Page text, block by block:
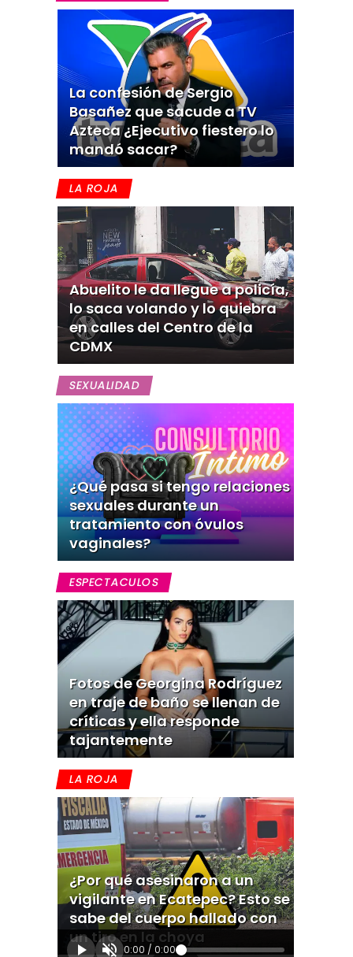
La confesión de Sergio
Basañez que sacude a TV
Azteca ¿Ejecutivo fiestero lo
mandó sacar?
LA ROJA
Abuelito le da llegue a policía,
lo saca volando y lo quiebra
en calles del Centro de la
CDMX
SEXUALIDAD
¿Qué pasa si tengo relaciones
sexuales durante un
tratamiento con óvulos
vaginales?
ESPECTACULOS
Fotos de Georgina Rodríguez
en traje de baño se llenan de
críticas y ella responde
tajantemente
LA ROJA
¿Por qué asesinaron a un
vigilante en Ecatepec? Esto se
sabe del cuerpo hallado con
un tiro en la choya
0:00 / 0:00